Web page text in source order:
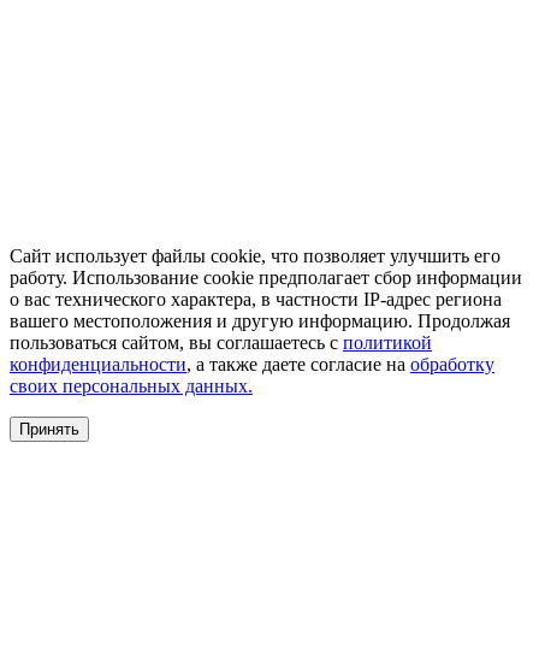
Сайт использует файлы cookie, что позволяет улучшить его
работу. Использование cookie предполагает сбор информации
о вас технического характера, в частности IP-адрес региона
вашего местоположения и другую информацию. Продолжая
пользоваться сайтом, вы соглашаетесь с политикой
конфиденциальности, а также даете согласие на обработку
своих персональных данных.
Принять